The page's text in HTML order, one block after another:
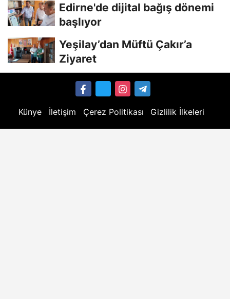
Edirne'de dijital bağış dönemi
başlıyor
Yeşilay’dan Müftü Çakır’a
Ziyaret
Künye İletişim Çerez Politikası Gizlilik İlkeleri